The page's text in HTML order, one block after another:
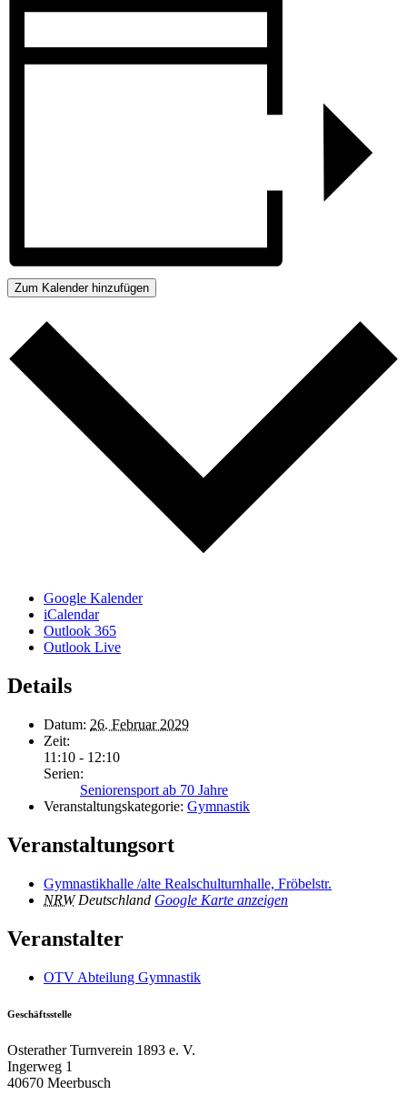
Zum Kalender hinzufügen
Google Kalender
iCalendar
Outlook 365
Outlook Live
Details
Datum: 26. Februar 2029
Zeit:
11:10 - 12:10
Serien:
Seniorensport ab 70 Jahre
Veranstaltungskategorie: Gymnastik
Veranstaltungsort
Gymnastikhalle /alte Realschulturnhalle, Fröbelstr.
NRW Deutschland Google Karte anzeigen
Veranstalter
OTV Abteilung Gymnastik
Geschäftsstelle
Osterather Turnverein 1893 e. V.
Ingerweg 1
40670 Meerbusch